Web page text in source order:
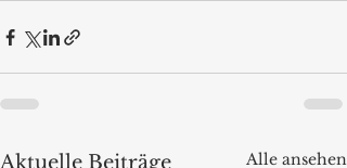
Aktuelle Beiträge Alle ansehen